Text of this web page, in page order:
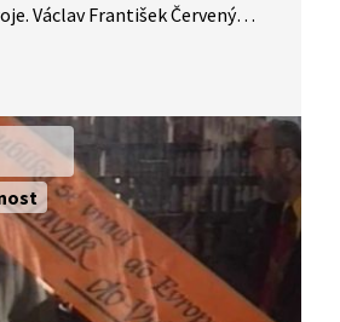
Václav František Červený
postavou
mimo jiné starostou
na stručnou historii jedné